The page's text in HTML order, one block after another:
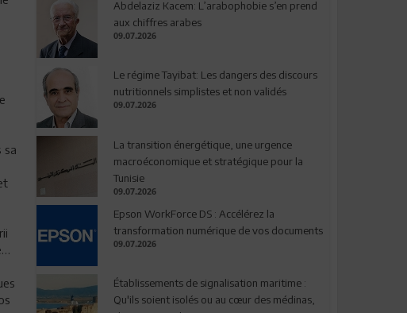
sa
Abdelaziz Kacem: L’arabophobie s’en prend
aux chiffres arabes
09.07.2026
Le régime Tayibat: Les dangers des discours
nutritionnels simplistes et non validés
09.07.2026
La transition énergétique, une urgence
macroéconomique et stratégique pour la
Tunisie
09.07.2026
Epson WorkForce DS : Accélérez la
transformation numérique de vos documents
09.07.2026
Établissements de signalisation maritime :
Qu'ils soient isolés ou au cœur des médinas,